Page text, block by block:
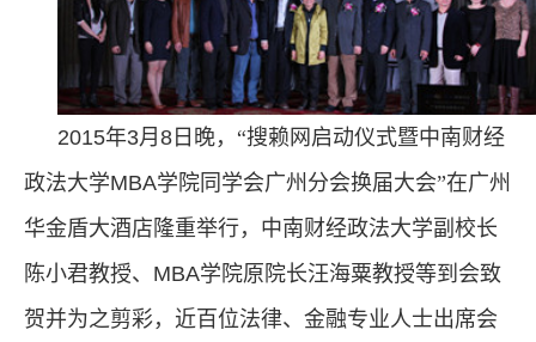
2015年3月 8 日晚，“搜赖网启动仪式暨中南财经
政法大学MBA学院同学会广州分会换届大会”在广州
华金盾大酒店隆重举行，中南财经政法大学副校长
陈小君教授、 MBA学院原院长汪海粟教授等到会致
贺并为之剪彩，近百位法律、金融专业人士出席会